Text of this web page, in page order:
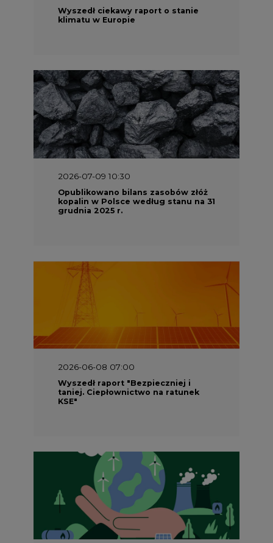
Wyszedł ciekawy raport o stanie
klimatu w Europie
2026-07-09 10:30
Opublikowano bilans zasobów złóż
kopalin w Polsce według stanu na 31
grudnia 2025 r.
2026-06-08 07:00
Wyszedł raport "Bezpieczniej i
taniej. Ciepłownictwo na ratunek
KSE"